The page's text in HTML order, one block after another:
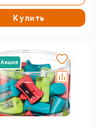
Купить
Акция